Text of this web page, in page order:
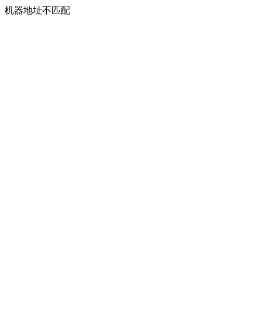
机器地址不匹配